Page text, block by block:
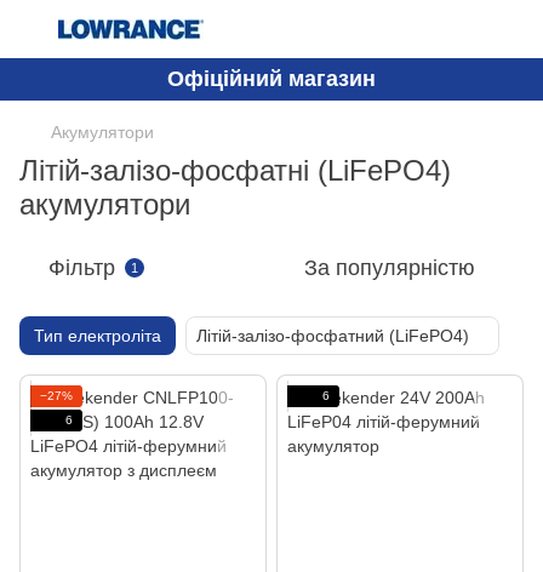
Офіційний магазин
Акумулятори
Літій-залізо-фосфатні (LiFePO4)
акумулятори
Фільтр 1 За популярністю
Тип електроліта Літій-залізо-фосфатний (LiFePO4)
−27%
6
6